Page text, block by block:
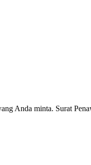
Anda minta. Surat